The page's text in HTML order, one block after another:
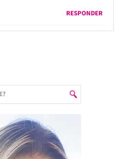
RESPONDER